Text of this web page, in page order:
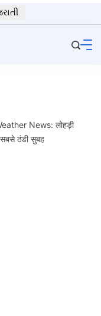
News: लोहड़ी
सबसे ठंडी सुबह